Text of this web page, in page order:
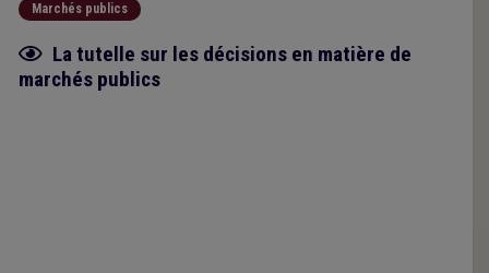
Marchés publics
Fiche focus
La tutelle sur les décisions en matière de
marchés publics